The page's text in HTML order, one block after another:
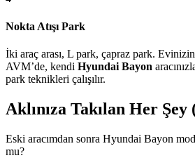
Nokta Atışı Park
İki araç arası, L park, çapraz park.
AVM’de, kendi Hyundai Bayon
park teknikleri çalışılır.
Aklınıza Takılan Her Şey
Eski aracımdan sonra Hyundai Bayon
mu?